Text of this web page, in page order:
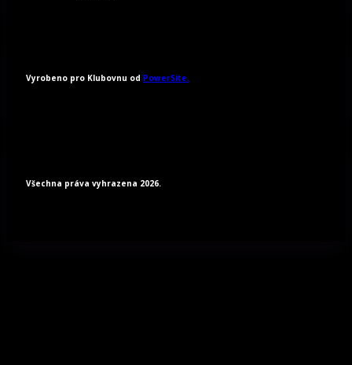
Vyrobeno pro Klubovnu od PowerSite.
Všechna práva vyhrazena 2026.